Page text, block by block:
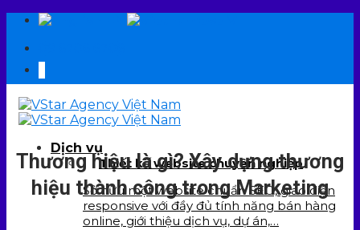
Skip
content
Dịch vụ
Thiết kế website chuyên nghiệp
Sở hữu một website chuẩn SEO, giao diện
responsive với đầy đủ tính năng bán hàng
online, giới thiệu dịch vụ, dự án,…
Thương hiệu là gì? Xây dựng thương
hiệu thành công trong Marketing